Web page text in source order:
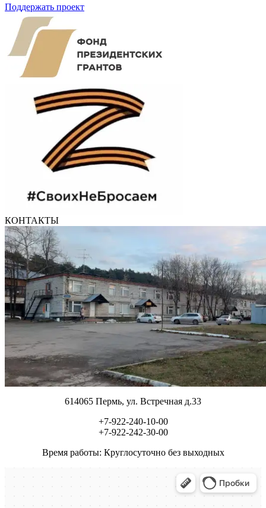
Поддержать проект
КОНТАКТЫ
614065 Пермь, ул. Встречная д.33
+7-922-240-10-00
+7-922-242-30-00
Время работы: Круглосуточно без выходных